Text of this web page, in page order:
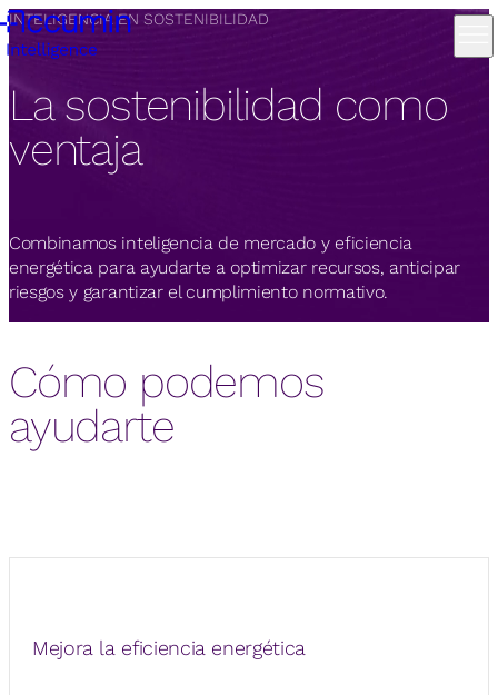
INTELIGENCIA EN SOSTENIBILIDAD
La sostenibilidad como
ventaja
Combinamos inteligencia de mercado y eficiencia
energética para ayudarte a optimizar recursos, anticipar
riesgos y garantizar el cumplimiento normativo.
Cómo podemos
ayudarte
Mejora la eficiencia energética